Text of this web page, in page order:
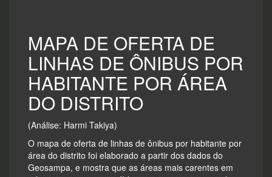
MAPA DE OFERTA DE
LINHAS DE ÔNIBUS POR
HABITANTE POR ÁREA
DO DISTRITO
(Análise: Harmi Takiya)
O mapa de oferta de linhas de ônibus por habitante por
área do distrito foi elaborado a partir dos dados do
Geosampa, e mostra que as áreas mais carentes em